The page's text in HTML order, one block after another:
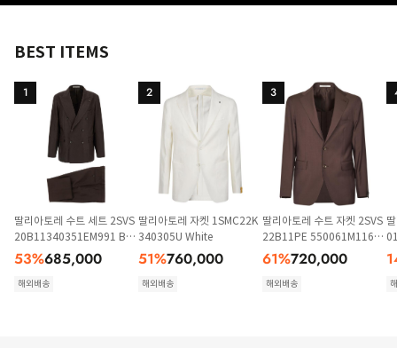
BEST ITEMS
1
딸리아토레 수트 세트 2SVS
20B11340351EM991 Bro
wn
53%685,000
해외배송
2
딸리아토레 자켓 1SMC22K
340305U White
51%760,000
해외배송
3
딸리아토레 수트 자켓 2SVS
22B11PE 550061M11666
94 Brown
61%720,000
해외배송